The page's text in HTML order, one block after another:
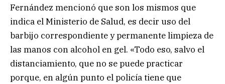
Fernández mencionó que son los mismos que
indica el Ministerio de Salud, es decir uso del
barbijo correspondiente y permanente limpieza de
las manos con alcohol en gel. «Todo eso, salvo el
distanciamiento, que no se puede practicar
porque, en algún punto el policía tiene que